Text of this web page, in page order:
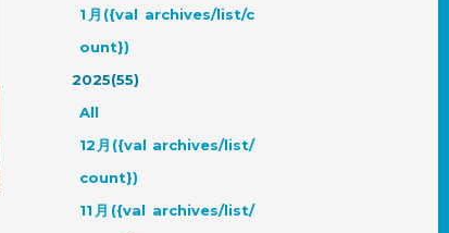
1月({val archives/list/c
ount})
2025(55)
All
12月({val archives/list/
count})
11月({val archives/list/